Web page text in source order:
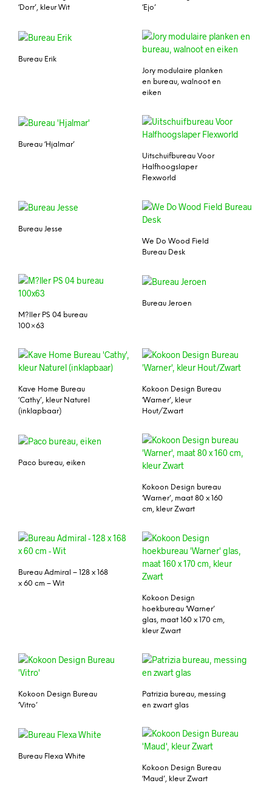
‘Dorr’, kleur Wit
‘Ejo’
Bureau Erik
Jory modulaire planken
en bureau, walnoot en
eiken
Bureau ‘Hjalmar’
Uitschuifbureau Voor
Halfhoogslaper
Flexworld
Bureau Jesse
We Do Wood Field
Bureau Desk
M?ller PS 04 bureau
100×63
Bureau Jeroen
Kave Home Bureau
‘Cathy’, kleur Naturel
(inklapbaar)
Kokoon Design Bureau
‘Warner’, kleur
Hout/Zwart
Paco bureau, eiken
Kokoon Design bureau
‘Warner’, maat 80 x 160
cm, kleur Zwart
Bureau Admiral – 128 x 168
x 60 cm – Wit
Kokoon Design
hoekbureau ‘Warner’
glas, maat 160 x 170 cm,
kleur Zwart
Kokoon Design Bureau
‘Vitro’
Patrizia bureau, messing
en zwart glas
Bureau Flexa White
Kokoon Design Bureau
‘Maud’, kleur Zwart